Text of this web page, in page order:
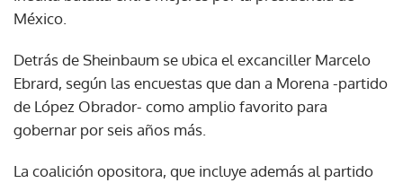
México.
Detrás de Sheinbaum se ubica el excanciller Marcelo
Ebrard, según las encuestas que dan a Morena -partido
de López Obrador- como amplio favorito para
gobernar por seis años más.
La coalición opositora, que incluye además al partido